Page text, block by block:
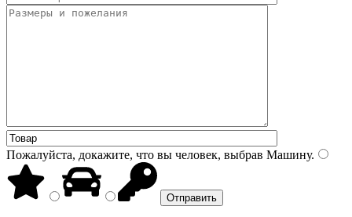
Пожалуйста, докажите, что вы человек, выбрав Машину.